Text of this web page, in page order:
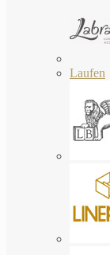
Laufen